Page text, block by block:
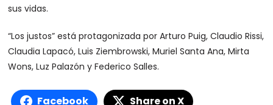
sus vidas.
“Los justos” está protagonizada por Arturo Puig, Claudio Rissi,
Claudia Lapacó, Luis Ziembrowski, Muriel Santa Ana, Mirta
Wons, Luz Palazón y Federico Salles.
Facebook Share on X